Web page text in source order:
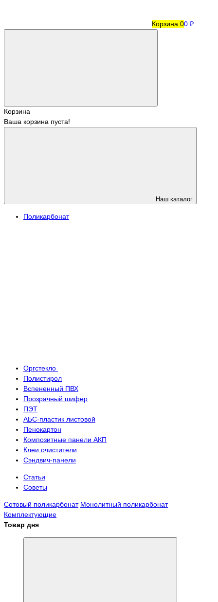
Корзина 00 ₽
Корзина
Ваша корзина пуста!
Наш каталог
Поликарбонат
Оргстекло
Полистирол
Вспененный ПВХ
Прозрачный шифер
ПЭТ
АБС-пластик листовой
Пенокартон
Композитные панели АКП
Клеи очистители
Сэндвич-панели
Статьи
Советы
Сотовый поликарбонат Монолитный поликарбонат
Комплектующие
Товар дня